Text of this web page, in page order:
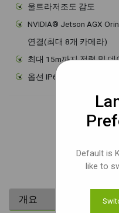
울트라저조도 감도
NVIDIA® Jetson AGX
연결(최대 8개 카메라)
최대 15m까지 전력 및
옵션 IP67 등급 인클로저
개요
Default is
like to